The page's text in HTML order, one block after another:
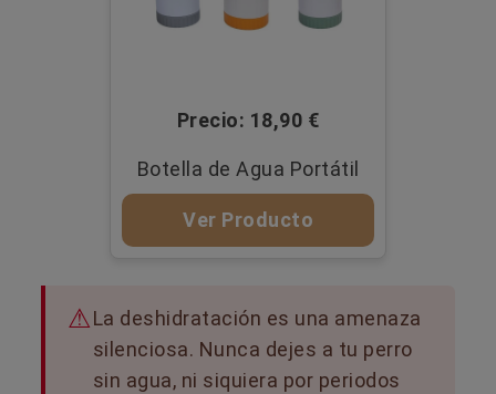
Precio: 18,90 €
Botella de Agua Portátil
Ver Producto
La deshidratación es una amenaza
silenciosa. Nunca dejes a tu perro
sin agua, ni siquiera por periodos